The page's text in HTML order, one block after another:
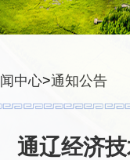
中心>通知公告
通辽经济